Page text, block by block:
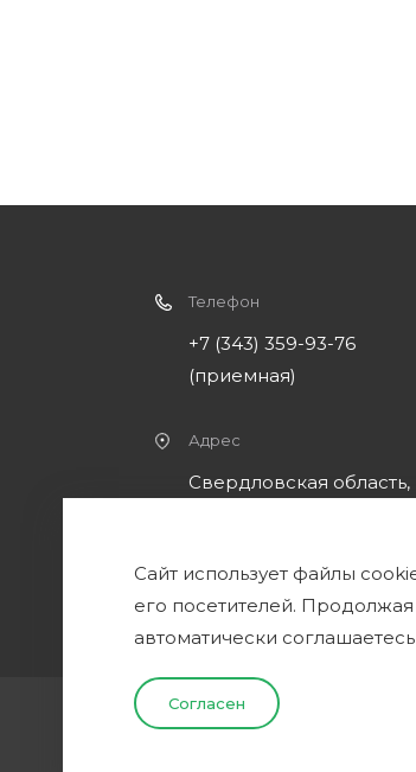
Телефон
+7 (343) 359-93-76
(приемная)
Адрес
Свердловская область,
Челябинского тракта
Сайт использует файлы
его посетителей.
автоматически
Согласен